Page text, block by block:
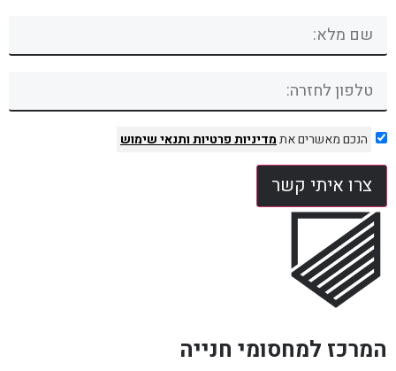
הנכם מאשרים אתמדיניות פרטיותותנאי שימוש
צרו איתי קשר
המרכז למחסומי חנייה